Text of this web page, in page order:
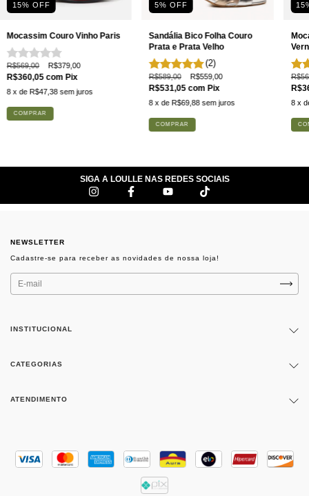
15% OFF
Mocassim Couro Vinho Paris
R$569,00 R$379,00
R$360,05com Pix
8 x de R$47,38 sem juros
COMPRAR
5% OFF
Sandália Bico Folha Couro
Prata e Prata Velho
(2)
R$589,00 R$559,00
R$531,05com Pix
8 x de R$69,88 sem juros
COMPRAR
8 x
SIGA A LOULLE NAS REDES SOCIAIS
NEWSLETTER
INSTITUCIONAL
CATEGORIAS
ATENDIMENTO